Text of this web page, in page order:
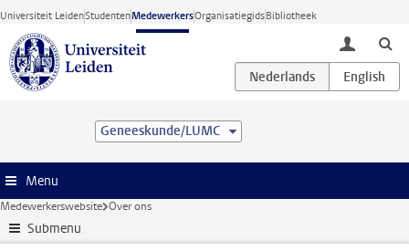
Ga direct naar de inhoud
Universiteit LeidenStudentenMedewerkersOrganisatiegidsBibliotheek
toggle
Geneeskunde/LUMC
Menu
Medewerkerswebsite Over ons
Submenu